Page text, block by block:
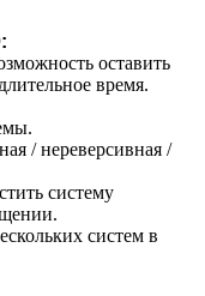
оставить
время.
/ нереверсивная /
систему
систем в